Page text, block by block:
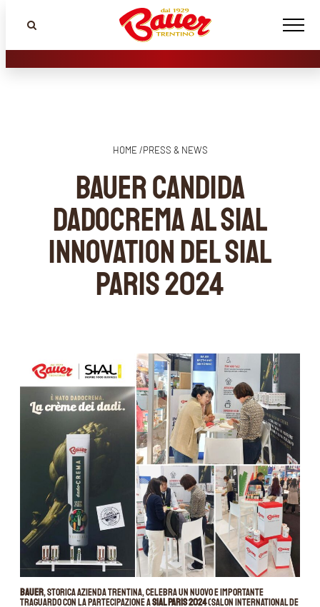
HOME /PRESS & NEWS
Bauer candida
DADOCREMA al SIAL
Innovation del SIAL
PARIS 2024
Bauer, storica azienda trentina, celebra un nuovo e importante
traguardo con la partecipazione aSIAL PARIS 2024(Salon International de